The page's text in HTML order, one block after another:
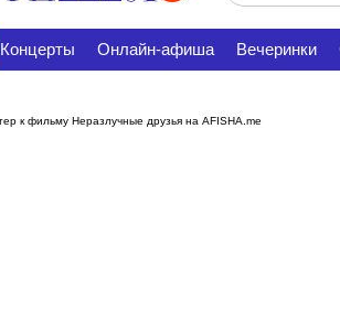
Концерты Онлайн-афиша Вечеринки